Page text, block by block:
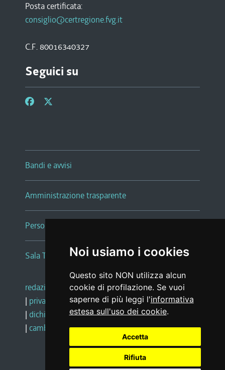
Noi usiamo i cookies
Questo sito NON utilizza alcun
cookie di profilazione. Se vuoi
saperne di più leggi l'informativa
estesa sull'uso dei cookie.
Accetta
Rifiuta
Posta certificata:
consiglio@certregione.fvg.it
C.F. 80016340327
Seguici su
Bandi e avvisi
Amministrazione trasparente
Persone e Uffici
Sala Tiziano Tessitori
redazione web |note legali |glossario
| privacy
social media policy
| dichiarazione di accessibilità |feedback
| cambio preferenze cookie
Realizzato da